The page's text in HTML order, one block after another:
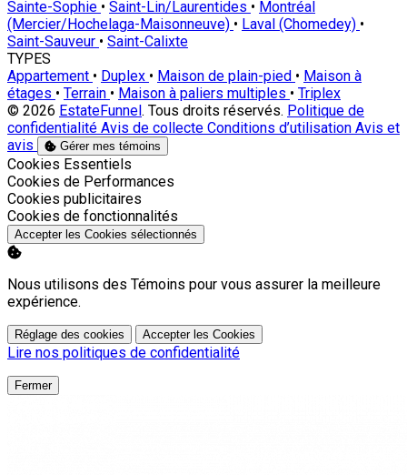
Sainte-Sophie • Saint-Lin/Laurentides • Montréal
(Mercier/Hochelaga-Maisonneuve) • Laval (Chomedey) •
Saint-Sauveur • Saint-Calixte
TYPES
Appartement • Duplex • Maison de plain-pied • Maison à
étages • Terrain • Maison à paliers multiples • Triplex
© 2026 EstateFunnel . Tous droits réservés. Politique de
confidentialité Avis de collecte Conditions d’utilisation Avis et
avis
Gérer mes témoins
Activer
Cookies Essentiels
Activer
Cookies de Performances
Activer
Cookies publicitaires
Activer
Cookies de fonctionnalités
Accepter les Cookies sélectionnés
Nous utilisons des Témoins pour vous assurer la meilleure
expérience.
Réglage des cookies Accepter les Cookies
Lire nos politiques de confidentialité
Fermer